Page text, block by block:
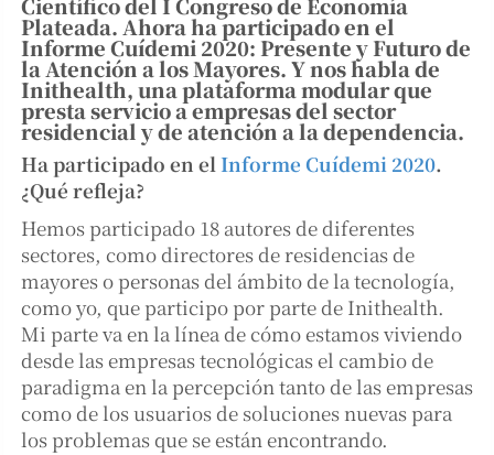
Científico del I Congreso de Economía
Plateada. Ahora ha participado en el
Informe Cuídemi 2020: Presente y Futuro de
la Atención a los Mayores. Y nos habla de
Inithealth, una plataforma modular que
presta servicio a empresas del sector
residencial y de atención a la dependencia.
Ha participado en elInforme Cuídemi 2020.
¿Qué refleja?
Hemos participado 18 autores de diferentes
sectores, como directores de residencias de
mayores o personas del ámbito de la tecnología,
como yo, que participo por parte de Inithealth.
Mi parte va en la línea de cómo estamos viviendo
desde las empresas tecnológicas el cambio de
paradigma en la percepción tanto de las empresas
como de los usuarios de soluciones nuevas para
los problemas que se están encontrando.